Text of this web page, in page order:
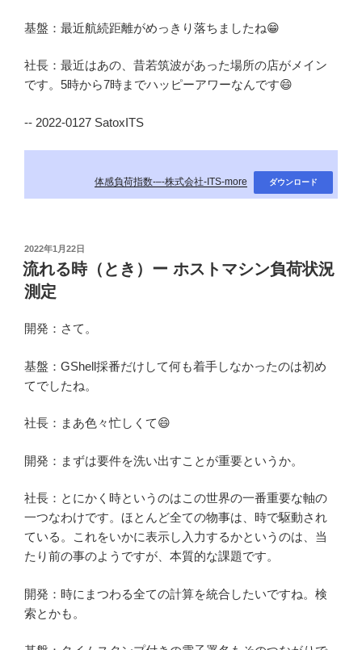
基盤：最近航続距離がめっきり落ちましたね😁
社長：最近はあの、昔若筑波があった場所の店がメイン
です。5時から7時までハッピーアワーなんです😄
-- 2022-0127 SatoxITS
体感負荷指数-–-株式会社-ITS-more ダウンロード
投
稿
日:
2022年1月22日
流れる時（とき）ー ホストマシン負荷状況
測定
開発：さて。
基盤：GShell採番だけして何も着手しなかったのは初め
てでしたね。
社長：まあ色々忙しくて😄
開発：まずは要件を洗い出すことが重要というか。
社長：とにかく時というのはこの世界の一番重要な軸の
一つなわけです。ほとんど全ての物事は、時で駆動され
ている。これをいかに表示し入力するかというのは、当
たり前の事のようですが、本質的な課題です。
開発：時にまつわる全ての計算を統合したいですね。検
索とかも。